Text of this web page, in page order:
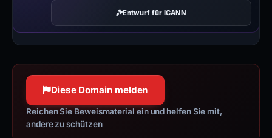
Entwurf für ICANN
Diese Domain melden
Reichen Sie Beweismaterial ein und helfen Sie mit,
andere zu schützen